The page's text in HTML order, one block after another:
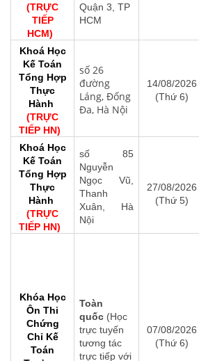
(TRỰC
TIẾP
HCM)
Quận 3, TP
HCM
Khoá Học
Kế Toán
Tổng Hợp
Thực
Hành
(TRỰC
TIẾP HN)
số 26
đường
Láng, Đống
Đa, Hà Nội
14/08/2026
(Thứ 6)
Khoá Học
Kế Toán
Tổng Hợp
Thực
Hành
(TRỰC
TIẾP HN)
số 85
Nguyễn
Ngọc Vũ,
Thanh
Xuân, Hà
Nội
27/08/2026
(Thứ 5)
Khóa Học
Ôn Thi
Chứng
Chỉ Kế
Toán
Toàn
quốc (Học
trực tuyến
tương tác
trực tiếp với
07/08/2026
(Thứ 6)